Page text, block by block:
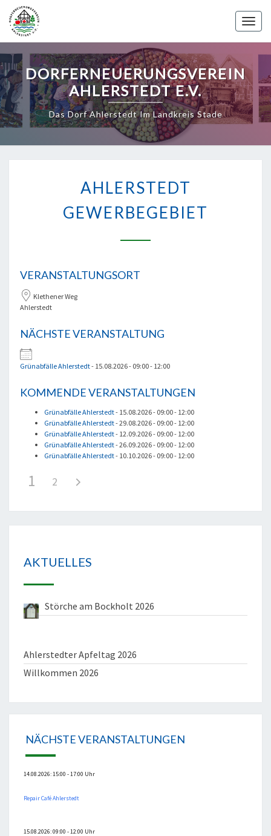
content
DORFERNEUERUNGSVEREIN
AHLERSTEDT E.V.
Das Dorf Ahlerstedt Im Landkreis Stade
AHLERSTEDT
GEWERBEGEBIET
VERANSTALTUNGSORT
Klethener Weg
Ahlerstedt
NÄCHSTE VERANSTALTUNG
Grünabfälle Ahlerstedt- 15.08.2026 - 09:00 - 12:00
KOMMENDE VERANSTALTUNGEN
Grünabfälle Ahlerstedt- 15.08.2026 - 09:00 - 12:00
Grünabfälle Ahlerstedt- 29.08.2026 - 09:00 - 12:00
Grünabfälle Ahlerstedt- 12.09.2026 - 09:00 - 12:00
Grünabfälle Ahlerstedt- 26.09.2026 - 09:00 - 12:00
Grünabfälle Ahlerstedt- 10.10.2026 - 09:00 - 12:00
1 2
AKTUELLES
Störche am Bockholt 2026
Ahlerstedter Apfeltag 2026
Willkommen 2026
NÄCHSTE VERANSTALTUNGEN
14.08.2026: 15:00 - 17:00 Uhr
Repair Café Ahlerstedt
15.08.2026: 09:00 - 12:00 Uhr